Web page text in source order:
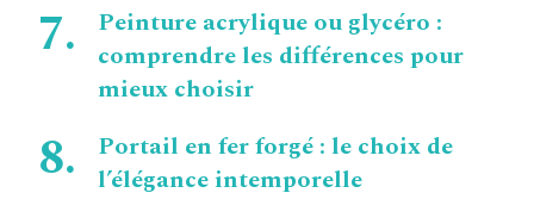
Peinture acrylique ou glycéro :
comprendre les différences pour
mieux choisir
Portail en fer forgé : le choix de
l’élégance intemporelle